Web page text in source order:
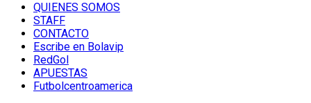
QUIENES SOMOS
STAFF
CONTACTO
Escribe en Bolavip
RedGol
APUESTAS
Futbolcentroamerica